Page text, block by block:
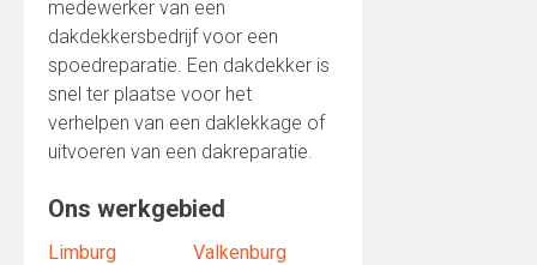
medewerker van een
dakdekkersbedrijf voor een
spoedreparatie. Een dakdekker is
snel ter plaatse voor het
verhelpen van een daklekkage of
uitvoeren van een dakreparatie.
Ons werkgebied
Limburg
Valkenburg